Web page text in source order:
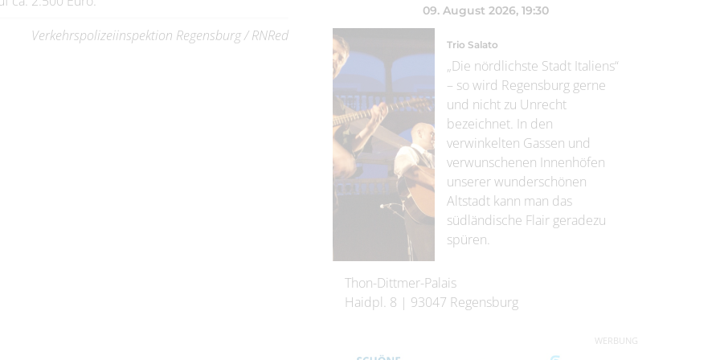
Verkehrspolizeiinspektion Regensburg / RNRed
09. August 2026, 19:30
Trio Salato
„Die nördlichste Stadt Italiens“
– so wird Regensburg gerne
und nicht zu Unrecht
bezeichnet. In den
verwinkelten Gassen und
verwunschenen Innenhöfen
unserer wunderschönen
Altstadt kann man das
südländische Flair geradezu
spüren.
Thon-Dittmer-Palais
Haidpl. 8 | 93047 Regensburg
WERBUNG